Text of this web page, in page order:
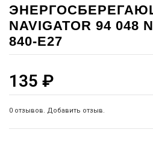
NAVIGATOR 94 048
840-E27
135 ₽
0 отзывов. Добавить отзыв.